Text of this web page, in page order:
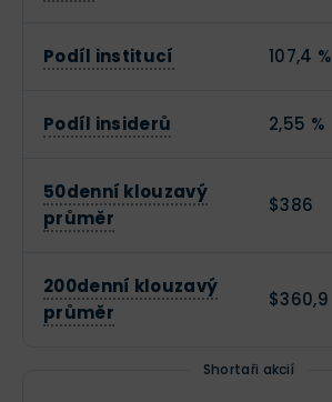
Podíl institucí 107,4 %
Podíl insiderů 2,55 %
50denní klouzavý
průměr
$386
200denní klouzavý
průměr
$360,9
Shortaři akcií